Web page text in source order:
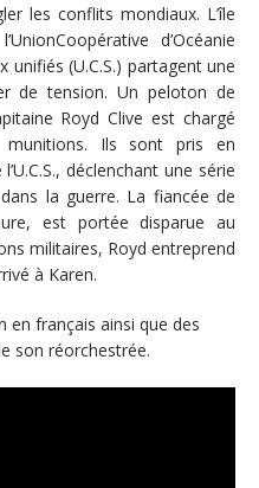
les conflits mondiaux. L’île
d’Océanie
unifiés (U.C.S.) partagent une
de tension. Un peloton de
Royd Clive est chargé
munitions. Ils sont pris en
déclenchant une série
la guerre. La fiancée de
est portée disparue au
militaires, Royd entreprend
à Karen.
français ainsi que des
son réorchestrée.